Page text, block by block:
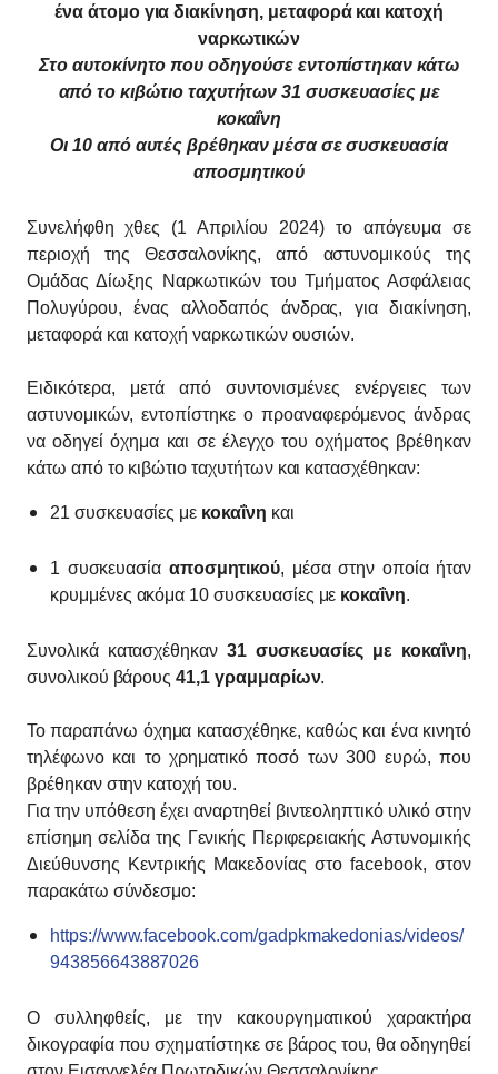
ένα άτομο για διακίνηση, μεταφορά και κατοχή
ναρκωτικών
Στο αυτοκίνητο που οδηγούσε εντοπίστηκαν κάτω
από το κιβώτιο ταχυτήτων 31 συσκευασίες με
κοκαΐνη
Οι 10 από αυτές βρέθηκαν μέσα σε συσκευασία
αποσμητικού
Συνελήφθη χθες (1 Απριλίου 2024) το απόγευμα σε
περιοχή της Θεσσαλονίκης, από αστυνομικούς της
Ομάδας Δίωξης Ναρκωτικών του Τμήματος Ασφάλειας
Πολυγύρου, ένας αλλοδαπός άνδρας, για διακίνηση,
μεταφορά και κατοχή ναρκωτικών ουσιών.
Ειδικότερα, μετά από συντονισμένες ενέργειες των
αστυνομικών, εντοπίστηκε ο προαναφερόμενος άνδρας
να οδηγεί όχημα και σε έλεγχο του οχήματος βρέθηκαν
κάτω από το κιβώτιο ταχυτήτων και κατασχέθηκαν:
21 συσκευασίες με κοκαΐνη και
1 συσκευασία αποσμητικού, μέσα στην οποία ήταν
κρυμμένες ακόμα 10 συσκευασίες με κοκαΐνη.
Συνολικά κατασχέθηκαν31 συσκευασίες με κοκαΐνη,
συνολικού βάρους 41,1 γραμμαρίων.
Το παραπάνω όχημα κατασχέθηκε, καθώς και ένα κινητό
τηλέφωνο και το χρηματικό ποσό των 300 ευρώ, που
βρέθηκαν στην κατοχή του.
Για την υπόθεση έχει αναρτηθεί βιντεοληπτικό υλικό στην
επίσημη σελίδα της Γενικής Περιφερειακής Αστυνομικής
Διεύθυνσης Κεντρικής Μακεδονίας στο facebook, στον
παρακάτω σύνδεσμο:
https://www.facebook.com/gadpkmakedonias/videos/
943856643887026
Ο συλληφθείς, με την κακουργηματικού χαρακτήρα
δικογραφία που σχηματίστηκε σε βάρος του, θα οδηγηθεί